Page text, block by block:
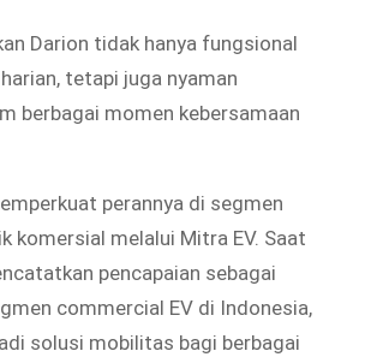
Darion tidak hanya fungsional
tetapi juga nyaman
berbagai momen kebersamaan
perannya di segmen
komersial melalui Mitra EV. Saat
pencapaian sebagai
commercial EV di Indonesia,
solusi mobilitas bagi berbagai